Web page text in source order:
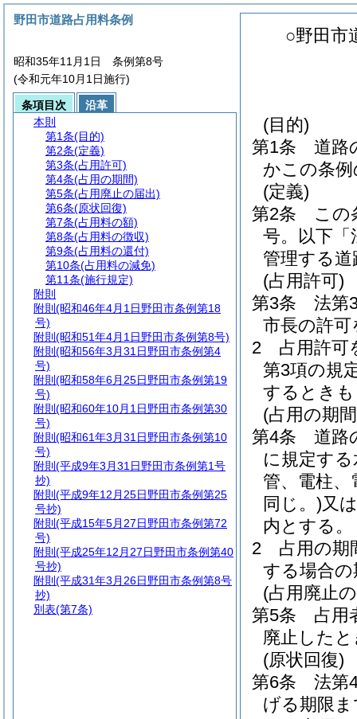
○野田市
(目的)
第1条
道路
かこの条
(定義)
第2条
この
号。以下「
管理する
(占用許可)
第3条
法第
市長の許
2
占用許可
第3項の規
するとき
(占用の期
第4条
道路
に規定す
管、電柱、
同じ。)又
内とする。
2
占用の期
する場合
(占用廃止
第5条
占用
廃止した
(原状回復)
第6条
法第
げる期限
野田市道路占用料条例
昭和35年11月1日 条例第8号
(令和元年10月1日施行)
条項目次
沿革
本則
第1条(目的)
第2条(定義)
第3条(占用許可)
第4条(占用の期間)
第5条(占用廃止の届出)
第6条(原状回復)
第7条(占用料の額)
第8条(占用料の徴収)
第9条(占用料の還付)
第10条(占用料の減免)
第11条(施行規定)
附則
附則 (昭和46年4月1日野田市条例第18
号)
附則 (昭和51年4月1日野田市条例第8号)
附則 (昭和56年3月31日野田市条例第4
号)
附則 (昭和58年6月25日野田市条例第19
号)
附則 (昭和60年10月1日野田市条例第30
号)
附則 (昭和61年3月31日野田市条例第10
号)
附則 (平成9年3月31日野田市条例第1号
抄)
附則 (平成9年12月25日野田市条例第25
号抄)
附則 (平成15年5月27日野田市条例第72
号)
附則 (平成25年12月27日野田市条例第40
号抄)
附則 (平成31年3月26日野田市条例第8号
抄)
別表(第7条)